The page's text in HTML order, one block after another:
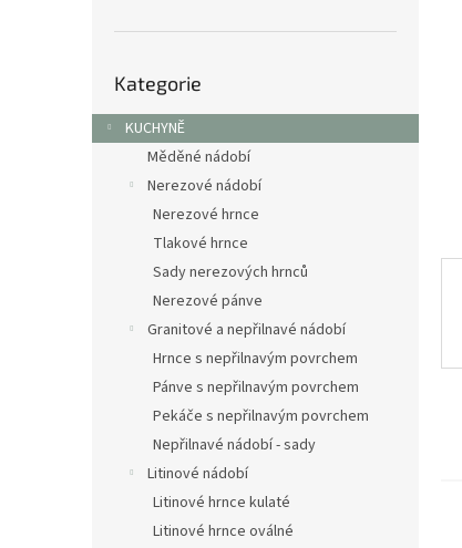
kategorie
Kategorie
KUCHYNĚ
Měděné nádobí
Nerezové nádobí
Nerezové hrnce
Tlakové hrnce
Sady nerezových hrnců
Nerezové pánve
Granitové a nepřilnavé nádobí
Hrnce s nepřilnavým povrchem
Pánve s nepřilnavým povrchem
Pekáče s nepřilnavým povrchem
Nepřilnavé nádobí - sady
Litinové nádobí
Litinové hrnce kulaté
Litinové hrnce oválné